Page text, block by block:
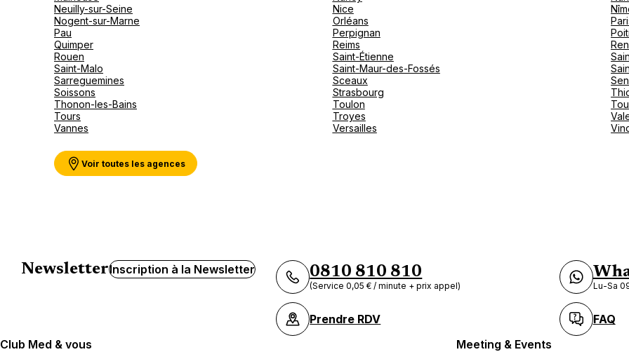
Neuilly-sur-Seine
Nice
Nogent-sur-Marne
Orléans
Pau
Perpignan
Quimper
Reims
Rouen
Saint-Étienne
Saint-Malo
Saint-Maur-des-Fossés
Sarreguemines
Sceaux
Soissons
Strasbourg
Thonon-les-Bains
Toulon
Tours
Troyes
Vannes
Versailles
Voir toutes les agences
NewsletterInscription à la Newsletter 0810 810 810
(Service 0,05 € / minute + prix appel) Lu-Sa
Prendre RDV
FAQ
Club Med & vous
Meeting & Events